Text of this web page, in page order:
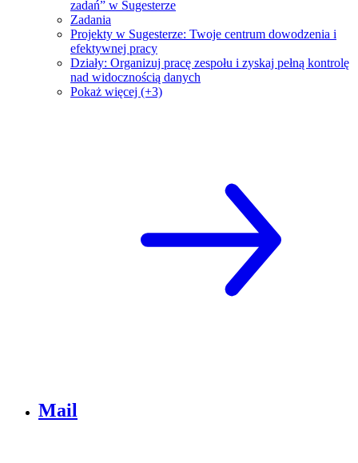
zadań” w Sugesterze
Zadania
Projekty w Sugesterze: Twoje centrum dowodzenia i
efektywnej pracy
Działy: Organizuj pracę zespołu i zyskaj pełną kontrolę
nad widocznością danych
Pokaż więcej (+3)
Mail